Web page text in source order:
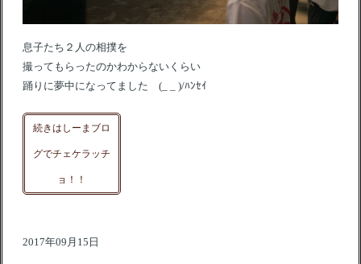
息子たち２人の相撲を
撮ってもらったのかわからないくらい
踊りに夢中になってました (_ _ )/ﾊﾝｾｲ
続きはしーまブロ
グでチェケラッチ
ョ！！
2017年09月15日